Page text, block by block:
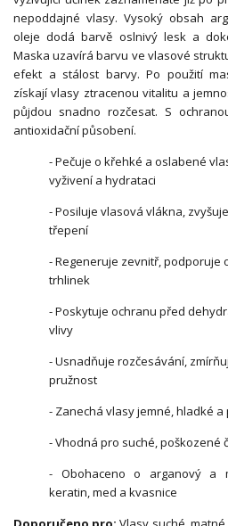
nepoddajné vlasy. Vysoký obsah
oleje dodá barvě oslnivý lesk a
Maska uzavírá barvu ve vlasové
efekt a stálost barvy. Po použití
získají vlasy ztracenou vitalitu a
půjdou snadno rozčesat. S
antioxidační působení.
- Pečuje o křehké a oslabené
vyživení a hydrataci
- Posiluje vlasová vlákna,
třepení
- Regeneruje zevnitř, podporuje
trhlinek
- Poskytuje ochranu před
vlivy
- Usnadňuje rozčesávání,
pružnost
- Zanechá vlasy jemné, hladké
- Vhodná pro suché, poškozené
- Obohaceno o arganový a
keratin, med a kvasnice